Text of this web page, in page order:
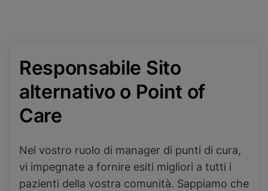
Responsabile Sito
alternativo o Point of
Care
Nel vostro ruolo di manager di punti di cura,
vi impegnate a fornire esiti migliori a tutti i
pazienti della vostra comunità. Sappiamo che